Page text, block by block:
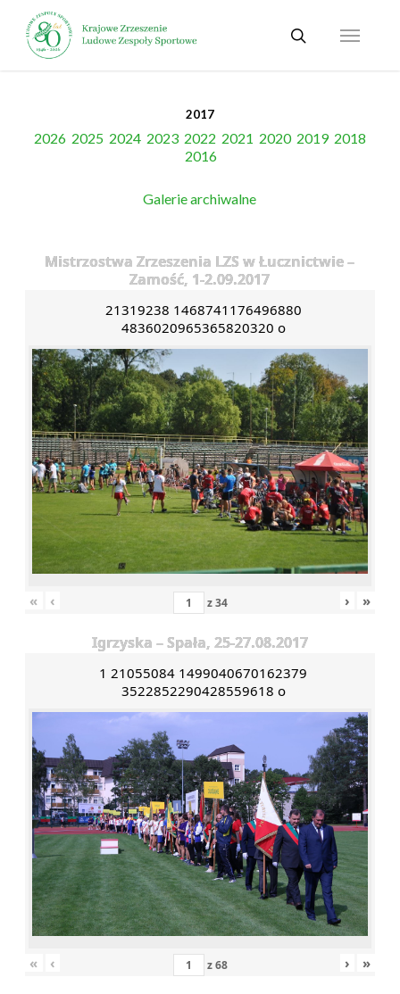
main
content
search
Menu
2017
2026 2025 2024 2023 2022 2021 2020 2019 2018
2016
Galerie archiwalne
Mistrzostwa Zrzeszenia LZS w Łucznictwie –
Zamość, 1-2.09.2017
21319238 1468741176496880
4836020965365820320 o
« ‹ z34 › »
Igrzyska – Spała, 25-27.08.2017
1 21055084 1499040670162379
3522852290428559618 o
« ‹ z68 › »